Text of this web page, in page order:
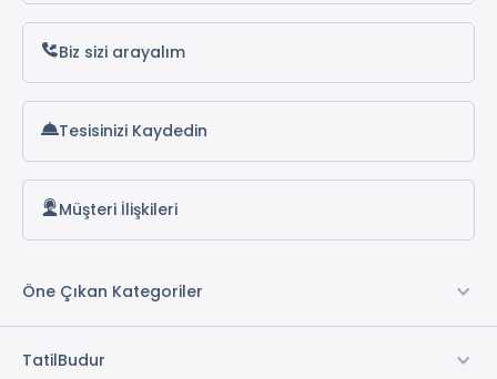
Biz sizi arayalım
Tesisinizi Kaydedin
Müşteri İlişkileri
Öne Çıkan Kategoriler
TatilBudur